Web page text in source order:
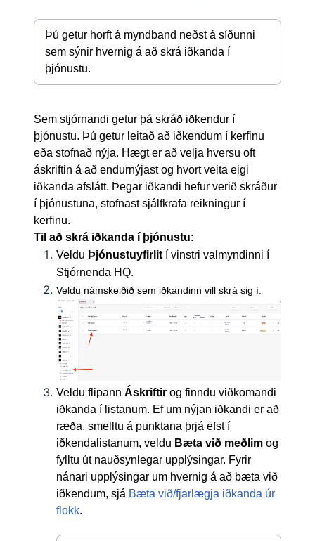
Þú getur horft á myndband neðst á síðunni
sem sýnir hvernig á að skrá iðkanda í
þjónustu.
Sem stjórnandi getur þá skráð iðkendur í
þjónustu. Þú getur leitað að iðkendum í kerfinu
eða stofnað nýja. Hægt er að velja hversu oft
áskriftin á að endurnýjast og hvort veita eigi
iðkanda afslátt. Þegar iðkandi hefur verið skráður
í þjónustuna, stofnast sjálfkrafa reikningur í
kerfinu.
Til að skrá iðkanda í þjónustu:
Veldu Þjónustuyfirlit í vinstri valmyndinni í
Stjórnenda HQ.
Veldu námskeiðið sem iðkandinn vill skrá sig í.
Veldu flipann Áskriftir og finndu viðkomandi
iðkanda í listanum. Ef um nýjan iðkandi er að
ræða, smelltu á punktana þrjá efst í
iðkendalistanum, veldu Bæta við meðlim og
fylltu út nauðsynlegar upplýsingar. Fyrir
nánari upplýsingar um hvernig á að bæta við
iðkendum, sjá Bæta við/fjarlægja iðkanda úr
flokk.